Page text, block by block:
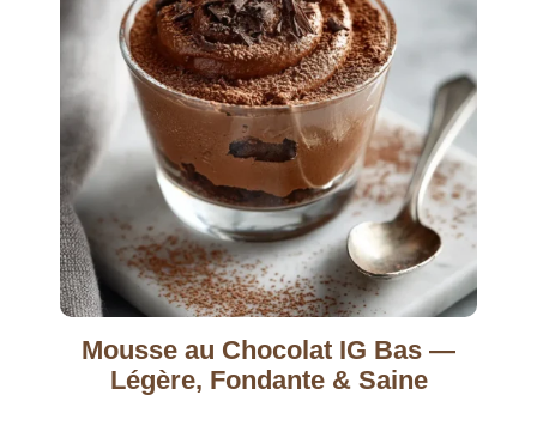
Mousse au Chocolat IG Bas —
Légère, Fondante & Saine